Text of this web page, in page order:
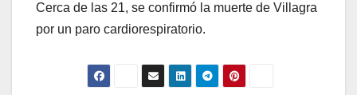
Cerca de las 21, se confirmó la muerte de Villagra
por un paro cardiorespiratorio.